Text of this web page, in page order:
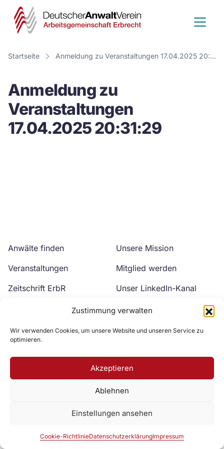
Zustimmung verwalten
Wir verwenden Cookies, um unsere Website und unseren Service zu
optimieren.
Akzeptieren
Ablehnen
Einstellungen ansehen
Cookie-RichtlinieDatenschutzerklärungImpressum
Deutscher
Anwalt
Verein
Startseite Anmeldung zu Veranstaltungen 17.04.2025 20:31:29
Anmeldung zu
Veranstaltungen
17.04.2025 20:31:29
Anwälte finden
Veranstaltungen
Zeitschrift ErbR
Unsere Mission
Mitglied werden
Unser LinkedIn-Kanal
Unser YouTube-Kanal
Zur DAV Webseite